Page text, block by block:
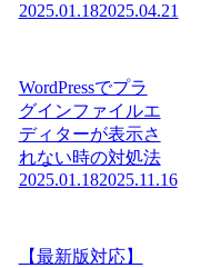
2025.01.182025.04.21
WordPressでプラ
グインファイルエ
ディターが表示さ
れない時の対処法
2025.01.182025.11.16
【最新版対応】